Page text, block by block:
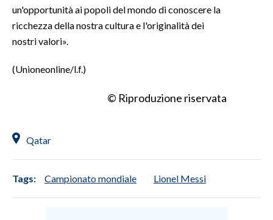
un'opportunità ai popoli del mondo di conoscere la
ricchezza della nostra cultura e l'originalità dei
nostri valori».
(Unioneonline/l.f.)
© Riproduzione riservata
Qatar
Tags: Campionato mondiale Lionel Messi